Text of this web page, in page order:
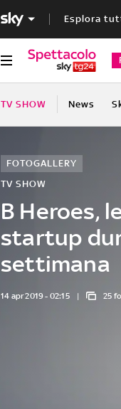
Esplora
TV SHOW News
B Heroes,
startup
settimana
TV SHOW
FOTOGALLERY
14 apr 2019 - 02:15 25